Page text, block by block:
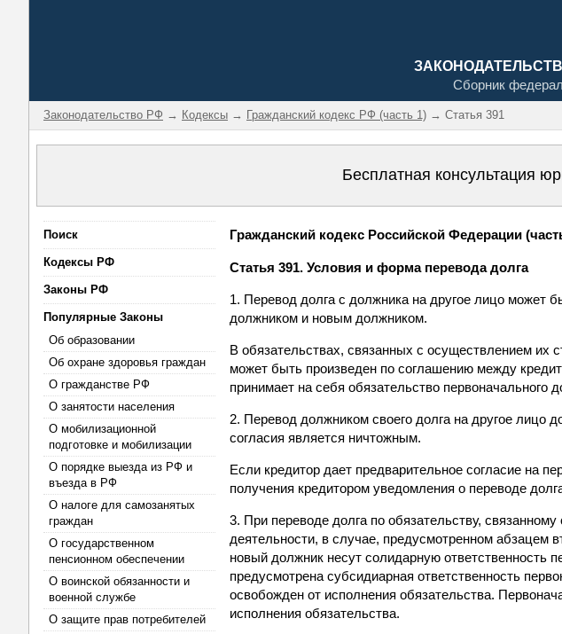
Сборник
Законодательство РФ → Кодексы → Гражданский кодекс РФ (часть 1) → Статья 391
Бесплатная консультация
Поиск
Кодексы РФ
Законы РФ
Популярные Законы
Об образовании
Об охране здоровья граждан
О гражданстве РФ
О занятости населения
О мобилизационной
подготовке и мобилизации
О порядке выезда из РФ и
въезда в РФ
О налоге для самозанятых
граждан
О государственном
пенсионном обеспечении
О воинской обязанности и
военной службе
О защите прав потребителей
Гражданский кодекс Российской Федерации
Статья 391. Условия и форма перевода долга
1. Перевод долга с должника на другое лицо может
должником и новым должником.
В обязательствах, связанных с осуществлением их
может быть произведен по соглашению между
принимает на себя обязательство первоначального
2. Перевод должником своего долга на другое лицо
согласия является ничтожным.
Если кредитор дает предварительное согласие на
получения кредитором уведомления о переводе
3. При переводе долга по обязательству,
деятельности, в случае, предусмотренном абзацем
новый должник несут солидарную ответственность
предусмотрена субсидиарная ответственность
освобожден от исполнения обязательства.
исполнения обязательства.